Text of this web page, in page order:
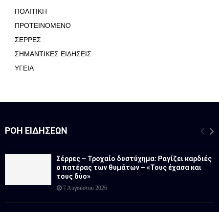
ΠΟΛΙΤΙΚΗ
ΠΡΟΤΕΙΝΟΜΕΝΟ
ΣΕΡΡΕΣ
ΣΗΜΑΝΤΙΚΕΣ ΕΙΔΗΣΕΙΣ
ΥΓΕΙΑ
ΡΟΉ ΕΙΔΉΣΕΩΝ
Σέρρες – Τροχαίο δυστύχημα: Ραγίζει καρδιές
ο πατέρας των θυμάτων – «Τους έχασα και
τους δύο»
7 Αυγούστου 2026